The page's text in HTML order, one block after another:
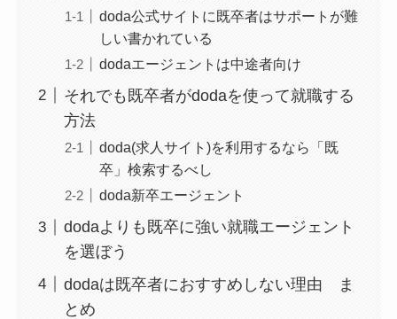
doda公式サイトに既卒者はサポートが難
しい書かれている
dodaエージェントは中途者向け
それでも既卒者がdodaを使って就職する
方法
doda(求人サイト)を利用するなら「既
卒」検索するべし
doda新卒エージェント
dodaよりも既卒に強い就職エージェント
を選ぼう
dodaは既卒者におすすめしない理由 ま
とめ